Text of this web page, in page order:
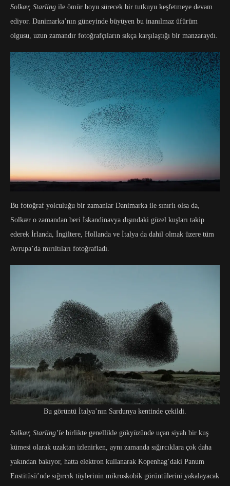
Solkær, Starling ile ömür boyu sürecek bir tutkuyu keşfetmeye devam
ediyor. Danimarka’nın güneyinde büyüyen bu inanılmaz üfürüm
olgusu, uzun zamandır fotoğrafçıların sıkça karşılaştığı bir manzaraydı.
Bu fotoğraf yolculuğu bir zamanlar Danimarka ile sınırlı olsa da,
Solkær o zamandan beri İskandinavya dışındaki güzel kuşları takip
ederek İrlanda, İngiltere, Hollanda ve İtalya da dahil olmak üzere tüm
Avrupa’da mırıltıları fotoğrafladı.
Bu görüntü İtalya’nın Sardunya kentinde çekildi.
Solkær, Starling’le birlikte genellikle gökyüzünde uçan siyah bir kuş
kümesi olarak uzaktan izlenirken, aynı zamanda sığırcıklara çok daha
yakından bakıyor, hatta elektron kullanarak Kopenhag’daki Panum
Enstitüsü’nde sığırcık tüylerinin mikroskobik görüntülerini yakalayacak